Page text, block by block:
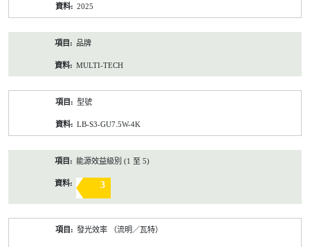
2025
品牌
MULTI-TECH
型號
LB-S3-GU7.5W-4K
能源效益級別 (1 至 5)
3
發光效率 （流明／瓦特）